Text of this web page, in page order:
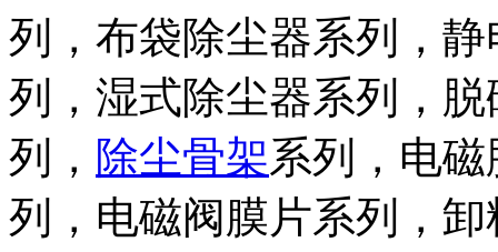
列，布袋除尘器系列，
列，湿式除尘器系列，
列， 除尘骨架系列，电
列，电磁阀膜片系列，